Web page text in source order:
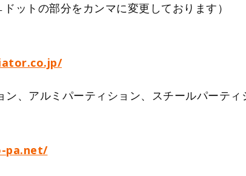
トの部分をカンマに変更しております）
、アルミパーティション、スチールパーテ
pa.net/